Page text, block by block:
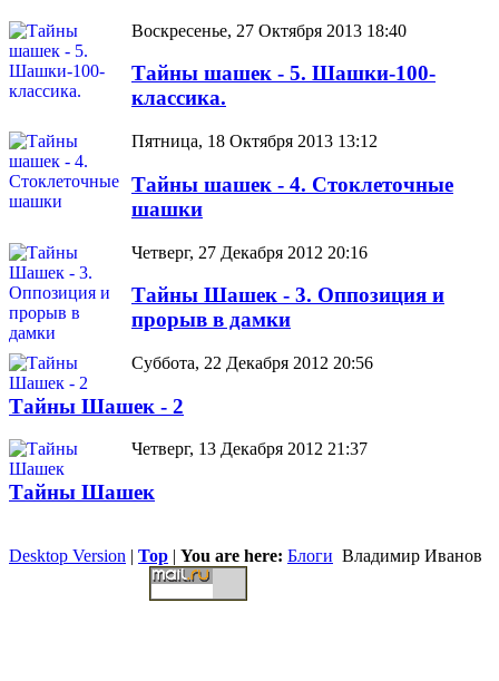
Воскресенье, 27 Октября 2013 18:40
Тайны шашек - 5. Шашки-100-
классика.
Пятница, 18 Октября 2013 13:12
Тайны шашек - 4. Стоклеточные
шашки
Четверг, 27 Декабря 2012 20:16
Тайны Шашек - 3. Оппозиция и
прорыв в дамки
Суббота, 22 Декабря 2012 20:56
Тайны Шашек - 2
Четверг, 13 Декабря 2012 21:37
Тайны Шашек
Desktop Version | Top | You are here: Блоги Владимир Иванов